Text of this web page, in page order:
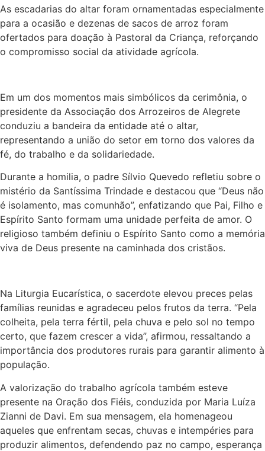
As escadarias do altar foram ornamentadas especialmente
para a ocasião e dezenas de sacos de arroz foram
ofertados para doação à Pastoral da Criança, reforçando
o compromisso social da atividade agrícola.
Em um dos momentos mais simbólicos da cerimônia, o
presidente da Associação dos Arrozeiros de Alegrete
conduziu a bandeira da entidade até o altar,
representando a união do setor em torno dos valores da
fé, do trabalho e da solidariedade.
Durante a homilia, o padre Sílvio Quevedo refletiu sobre o
mistério da Santíssima Trindade e destacou que “Deus não
é isolamento, mas comunhão”, enfatizando que Pai, Filho e
Espírito Santo formam uma unidade perfeita de amor. O
religioso também definiu o Espírito Santo como a memória
viva de Deus presente na caminhada dos cristãos.
Na Liturgia Eucarística, o sacerdote elevou preces pelas
famílias reunidas e agradeceu pelos frutos da terra. “Pela
colheita, pela terra fértil, pela chuva e pelo sol no tempo
certo, que fazem crescer a vida”, afirmou, ressaltando a
importância dos produtores rurais para garantir alimento à
população.
A valorização do trabalho agrícola também esteve
presente na Oração dos Fiéis, conduzida por Maria Luíza
Zianni de Davi. Em sua mensagem, ela homenageou
aqueles que enfrentam secas, chuvas e intempéries para
produzir alimentos, defendendo paz no campo, esperança